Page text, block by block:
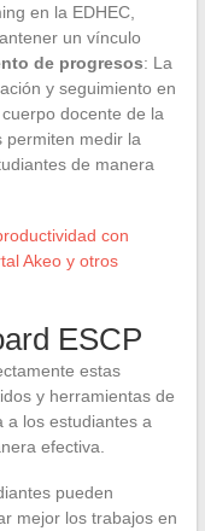
en la EDHEC,
un vínculo
de progresos: La
y seguimiento en
docente de la
permiten medir la
de manera
con
Akeo y otros
ESCP
estas
y herramientas de
a los estudiantes a
efectiva.
pueden
mejor los trabajos en